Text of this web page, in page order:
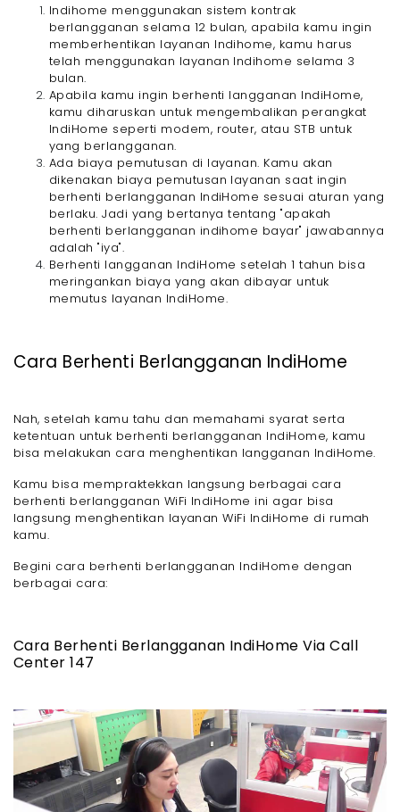
Indihome menggunakan sistem kontrak
berlangganan selama 12 bulan, apabila kamu ingin
memberhentikan layanan Indihome, kamu harus
telah menggunakan layanan Indihome selama 3
bulan.
Apabila kamu ingin berhenti langganan IndiHome,
kamu diharuskan untuk mengembalikan perangkat
IndiHome seperti modem, router, atau STB untuk
yang berlangganan.
Ada biaya pemutusan di layanan. Kamu akan
dikenakan biaya pemutusan layanan saat ingin
berhenti berlangganan IndiHome sesuai aturan yang
berlaku. Jadi yang bertanya tentang "apakah
berhenti berlangganan indihome bayar" jawabannya
adalah "iya".
Berhenti langganan IndiHome setelah 1 tahun bisa
meringankan biaya yang akan dibayar untuk
memutus layanan IndiHome.
Cara Berhenti Berlangganan IndiHome
Nah, setelah kamu tahu dan memahami syarat serta
ketentuan untuk berhenti berlangganan IndiHome, kamu
bisa melakukan cara menghentikan langganan IndiHome.
Kamu bisa mempraktekkan langsung berbagai cara
berhenti berlangganan WiFi IndiHome ini agar bisa
langsung menghentikan layanan WiFi IndiHome di rumah
kamu.
Begini cara berhenti berlangganan IndiHome dengan
berbagai cara:
Cara Berhenti Berlangganan IndiHome Via Call
Center 147